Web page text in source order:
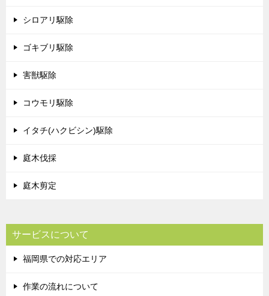
シロアリ駆除
ゴキブリ駆除
害獣駆除
コウモリ駆除
イタチ(ハクビシン)駆除
庭木伐採
庭木剪定
サービスについて
福岡県での対応エリア
作業の流れについて